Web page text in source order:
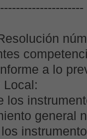
a lo
Local:
los
general